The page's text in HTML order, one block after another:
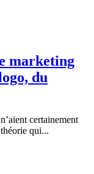
marketing
du
certainement
qui...